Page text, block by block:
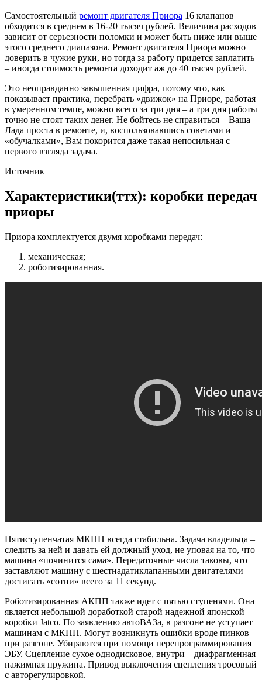
Самостоятельный ремонт двигателя Приора 16 клапанов
обходится в среднем в 16-20 тысяч рублей. Величина расходов
зависит от серьезности поломки и может быть ниже или выше
этого среднего диапазона. Ремонт двигателя Приора можно
доверить в чужие руки, но тогда за работу придется заплатить
– иногда стоимость ремонта доходит аж до 40 тысяч рублей.
Это неоправданно завышенная цифра, потому что, как
показывает практика, перебрать «движок» на Приоре, работая
в умеренном темпе, можно всего за три дня – а три дня работы
точно не стоят таких денег. Не бойтесь не справиться – Ваша
Лада проста в ремонте, и, воспользовавшись советами и
«обучалками», Вам покорится даже такая непосильная с
первого взгляда задача.
Источник
Характеристики(ттх): коробки передач
приоры
Приора комплектуется двумя коробками передач:
механическая;
роботизированная.
Пятиступенчатая МКПП всегда стабильна. Задача владельца –
следить за ней и давать ей должный уход, не уповая на то, что
машина «починится сама». Передаточные числа таковы, что
заставляют машину с шестнадатиклапанными двигателями
достигать «сотни» всего за 11 секунд.
Роботизированная АКПП также идет с пятью ступенями. Она
является небольшой доработкой старой надежной японской
коробки Jatco. По заявлению автоВАЗа, в разгоне не уступает
машинам с МКПП. Могут возникнуть ошибки вроде пинков
при разгоне. Убираются при помощи перепрограммирования
ЭБУ. Сцепление сухое однодисковое, внутри – диафрагменная
нажимная пружина. Привод выключения сцепления тросовый
с авторегулировкой.